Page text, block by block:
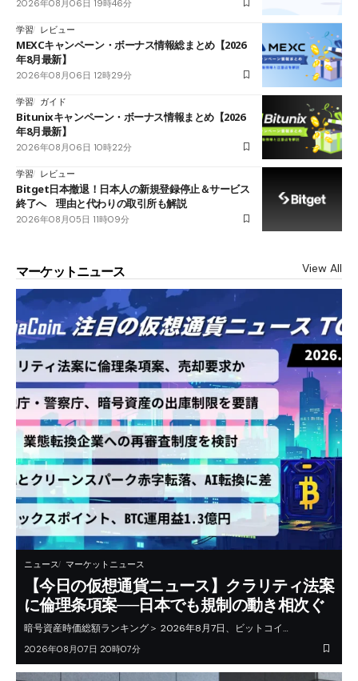
2026年08月06日 19時46分
学習 レビュー
MEXCキャンペーン・ボーナス情報総まとめ【2026
年8月最新】
2026年08月06日 12時29分
学習 ガイド
Bitunixキャンペーン・ボーナス情報まとめ【2026
年8月最新】
2026年08月06日 10時22分
学習 レビュー
Bitget日本撤退！日本人の新規登録停止＆サービス
終了へ 理由と代わりの取引所も解説
2026年08月05日 11時09分
マーケットニュース View All
ニュース マーケットニュース
【今日の仮想通貨ニュース】クラリティ法案
に倫理条項案──日本でも規制の動き相次ぐ
暗号資産時価総額ランキング＞ 2026年8月7日、ビットコイ…
2026年08月07日 20時07分